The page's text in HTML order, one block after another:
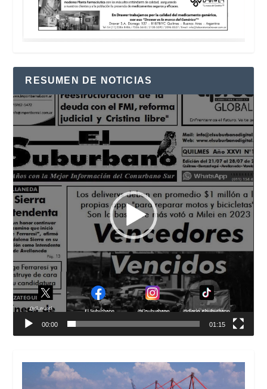
RESUMEN DE NOTICIAS
Reproductor
de
vídeo
00:00 01:15